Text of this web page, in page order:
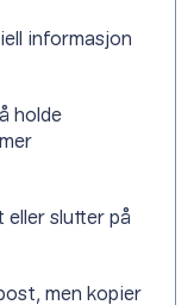
informasjon
holde
eller slutter på
men kopier